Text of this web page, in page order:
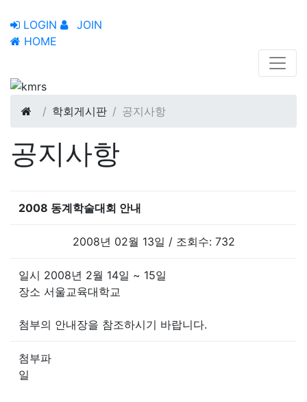
LOGIN
JOIN
HOME
학회게시판 공지사항
공지사항
2008 동계학술대회 안내
2008년 02월 13일 / 조회수: 732
일시 2008년 2월 14일 ~ 15일
장소 서울교육대학교
첨부의 안내장을 참조하시기 바랍니다.
첨부파
일